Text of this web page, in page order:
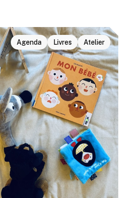
Agenda Livres Atelier